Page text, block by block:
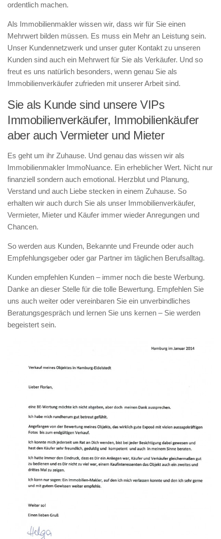
ordentlich machen.
Als Immobilienmakler wissen wir, dass wir für Sie einen
Mehrwert bilden müssen. Es muss ein Mehr an Leistung sein.
Unser Kundennetzwerk und unser guter Kontakt zu unseren
Kunden sind auch ein Mehrwert für Sie als Verkäufer. Und so
freut es uns natürlich besonders, wenn genau Sie als
Immobilienverkäufer zufrieden mit unserer Arbeit sind.
Sie als Kunde sind unsere VIPs
Immobilienverkäufer, Immobilienkäufer
aber auch Vermieter und Mieter
Es geht um ihr Zuhause. Und genau das wissen wir als
Immobilienmakler ImmoNuance. Ein erheblicher Wert. Nicht nur
finanziell sondern auch emotional. Herzblut und Planung,
Verstand und auch Liebe stecken in einem Zuhause. So
erhalten wir auch durch Sie als unser Immobilienverkäufer,
Vermieter, Mieter und Käufer immer wieder Anregungen und
Chancen.
So werden aus Kunden, Bekannte und Freunde oder auch
Empfehlungsgeber oder gar Partner im täglichen Berufsalltag.
Kunden empfehlen Kunden – immer noch die beste Werbung.
Danke an dieser Stelle für die tolle Bewertung. Empfehlen Sie
uns auch weiter oder vereinbaren Sie ein unverbindliches
Beratungsgespräch und lernen Sie uns kernen – Sie werden
begeistert sein.